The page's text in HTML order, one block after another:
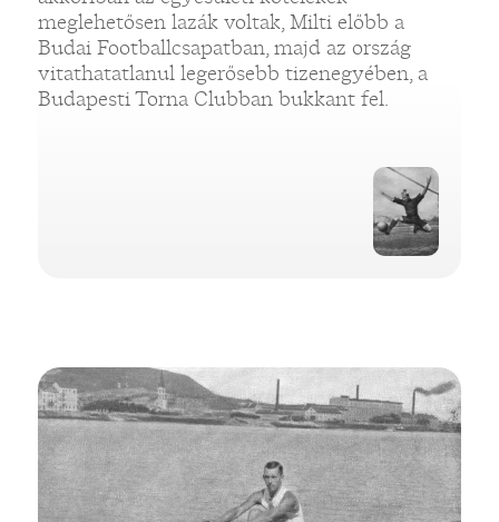
meglehetősen lazák voltak, Milti előbb a
Budai Footballcsapatban, majd az ország
vitathatatlanul legerősebb tizenegyében, a
Budapesti Torna Clubban bukkant fel.